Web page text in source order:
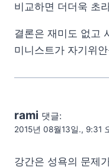
비교하면 더더욱 초
결론은 재미도 없고
미니스트가 자기위
rami 댓글:
2015년 08월13일., 9:31
강간은 성욕의 문제